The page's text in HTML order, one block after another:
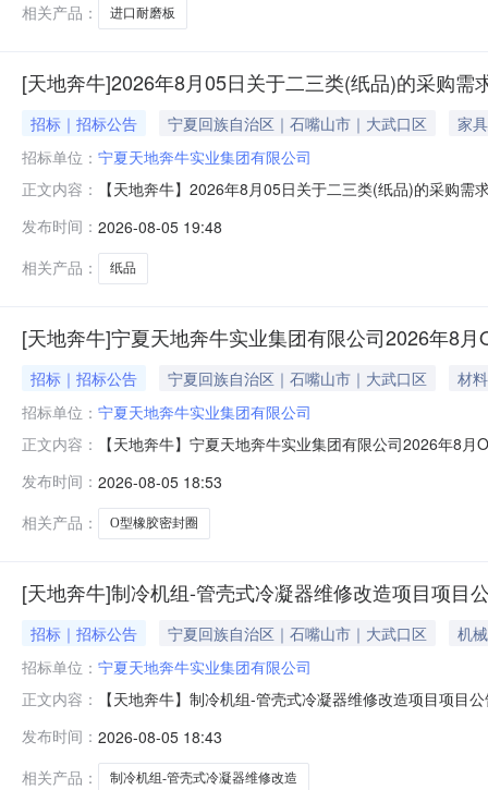
相关产品：
进口耐磨板
[天地奔牛]2026年8月05日关于二三类(纸品)的采购需
招标｜招标公告 宁夏回族自治区｜石嘴山市｜大武口区
家
招标单位： 宁夏天地奔牛实业集团有限公司
正文内容：
【天地奔牛】2026年8月05日关于二三类(纸品)的采购
式：承兑支付。货到验收合格、出卖人全额发票挂账后
按废标处理）供货期：合同签订
发布时间： 2026-08-05 19:48
相关产品：
纸品
[天地奔牛]宁夏天地奔牛实业集团有限公司2026年8
招标｜招标公告 宁夏回族自治区｜石嘴山市｜大武口区
材
招标单位： 宁夏天地奔牛实业集团有限公司
正文内容：
【天地奔牛】宁夏天地奔牛实业集团有限公司2026年8
货供货期：按通知发货明细报价单务必盖公章作附件上
法人资格的专业生产厂商或代理商
发布时间： 2026-08-05 18:53
相关产品：
O型橡胶密封圈
[天地奔牛]制冷机组-管壳式冷凝器维修改造项目项目
招标｜招标公告 宁夏回族自治区｜石嘴山市｜大武口区
机
招标单位： 宁夏天地奔牛实业集团有限公司
正文内容：
【天地奔牛】制冷机组-管壳式冷凝器维修改造项目项
合同签订后，预付30%合同款，自验收之日起正常运行3
（付款方式不允许负
发布时间： 2026-08-05 18:43
相关产品：
制冷机组-管壳式冷凝器维修改造